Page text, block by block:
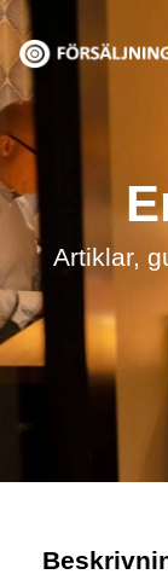
Hoppa
till
innehåll
Artiklar,